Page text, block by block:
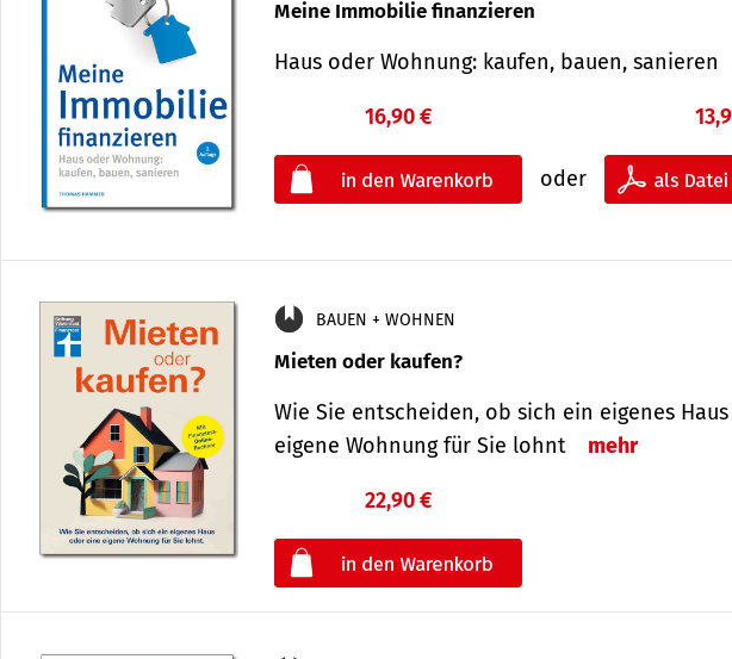
Meine Immobilie finanzieren
Haus oder Wohnung: kaufen, bauen, sanieren
16,90 €
oder
BAUEN + WOHNEN
Mieten oder kaufen?
Wie Sie entscheiden, ob sich ein eigenes
eigene Wohnung für Sie lohnt
mehr
22,90 €